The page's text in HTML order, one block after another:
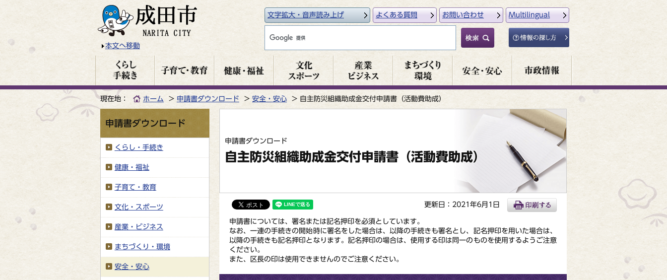
本文へ移動
文字拡大・音声読み上げ よくある質問 お問い合わせ Multilingual
現在地： ホーム 申請書ダウンロード 安全・安心 自主防災組織助成金交付申請書（活動費助成）
申請書ダウンロード
自主防災組織助成金交付申請書（活動費助成）
更新日：2021年6月1日
申請書については、署名または記名押印を必須としています。
なお、一連の手続きの開始時に署名をした場合は、以降の手続きも署名とし、記名押印を用いた場合は、
以降の手続きも記名押印となります。記名押印の場合は、使用する印は同一のものを使用するようご注意
ください。
また、区長の印は使用できませんのでご注意ください。
申請書ダウンロード
くらし・手続き
健康・福祉
子育て・教育
文化・スポーツ
産業・ビジネス
まちづくり・環境
安全・安心